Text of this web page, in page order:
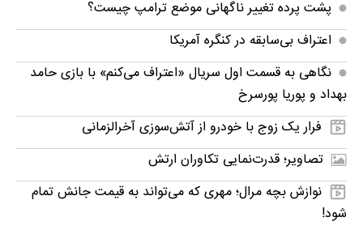
پشت پرده تغییر ناگهانی موضع ترامپ چیست؟
اعتراف بی‌سابقه در کنگره آمریکا
نگاهی به قسمت اول سریال «اعتراف می‌کنم» با بازی حامد
بهداد و پوریا پورسرخ
فرار یک زوج با خودرو از آتش‌سوزی آخرالزمانی
تصاویر؛ قدرت‌نمایی تکاوران ارتش
نوازش بچه مرال؛ مهری که می‌تواند به قیمت جانش تمام
شود!